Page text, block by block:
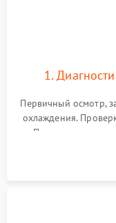
1.
Первичный осмотр,
охлаждения.
Пельтье, оценка